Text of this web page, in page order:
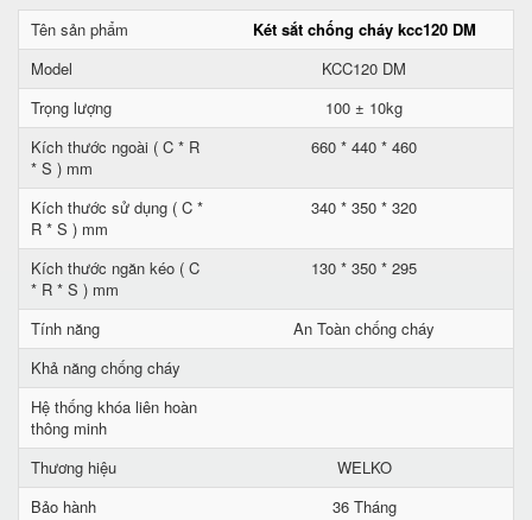
Tên sản phẩm
Két sắt chống cháy kcc120 DM
Model
KCC120 DM
Trọng lượng
100 ± 10kg
Kích thước ngoài ( C * R
* S ) mm
660 * 440 * 460
Kích thước sử dụng ( C *
R * S ) mm
340 * 350 * 320
Kích thước ngăn kéo ( C
* R * S ) mm
130 * 350 * 295
Tính năng
An Toàn chống cháy
Khả năng chống cháy
Hệ thống khóa liên hoàn
thông minh
Thương hiệu
WELKO
Bảo hành
36 Tháng